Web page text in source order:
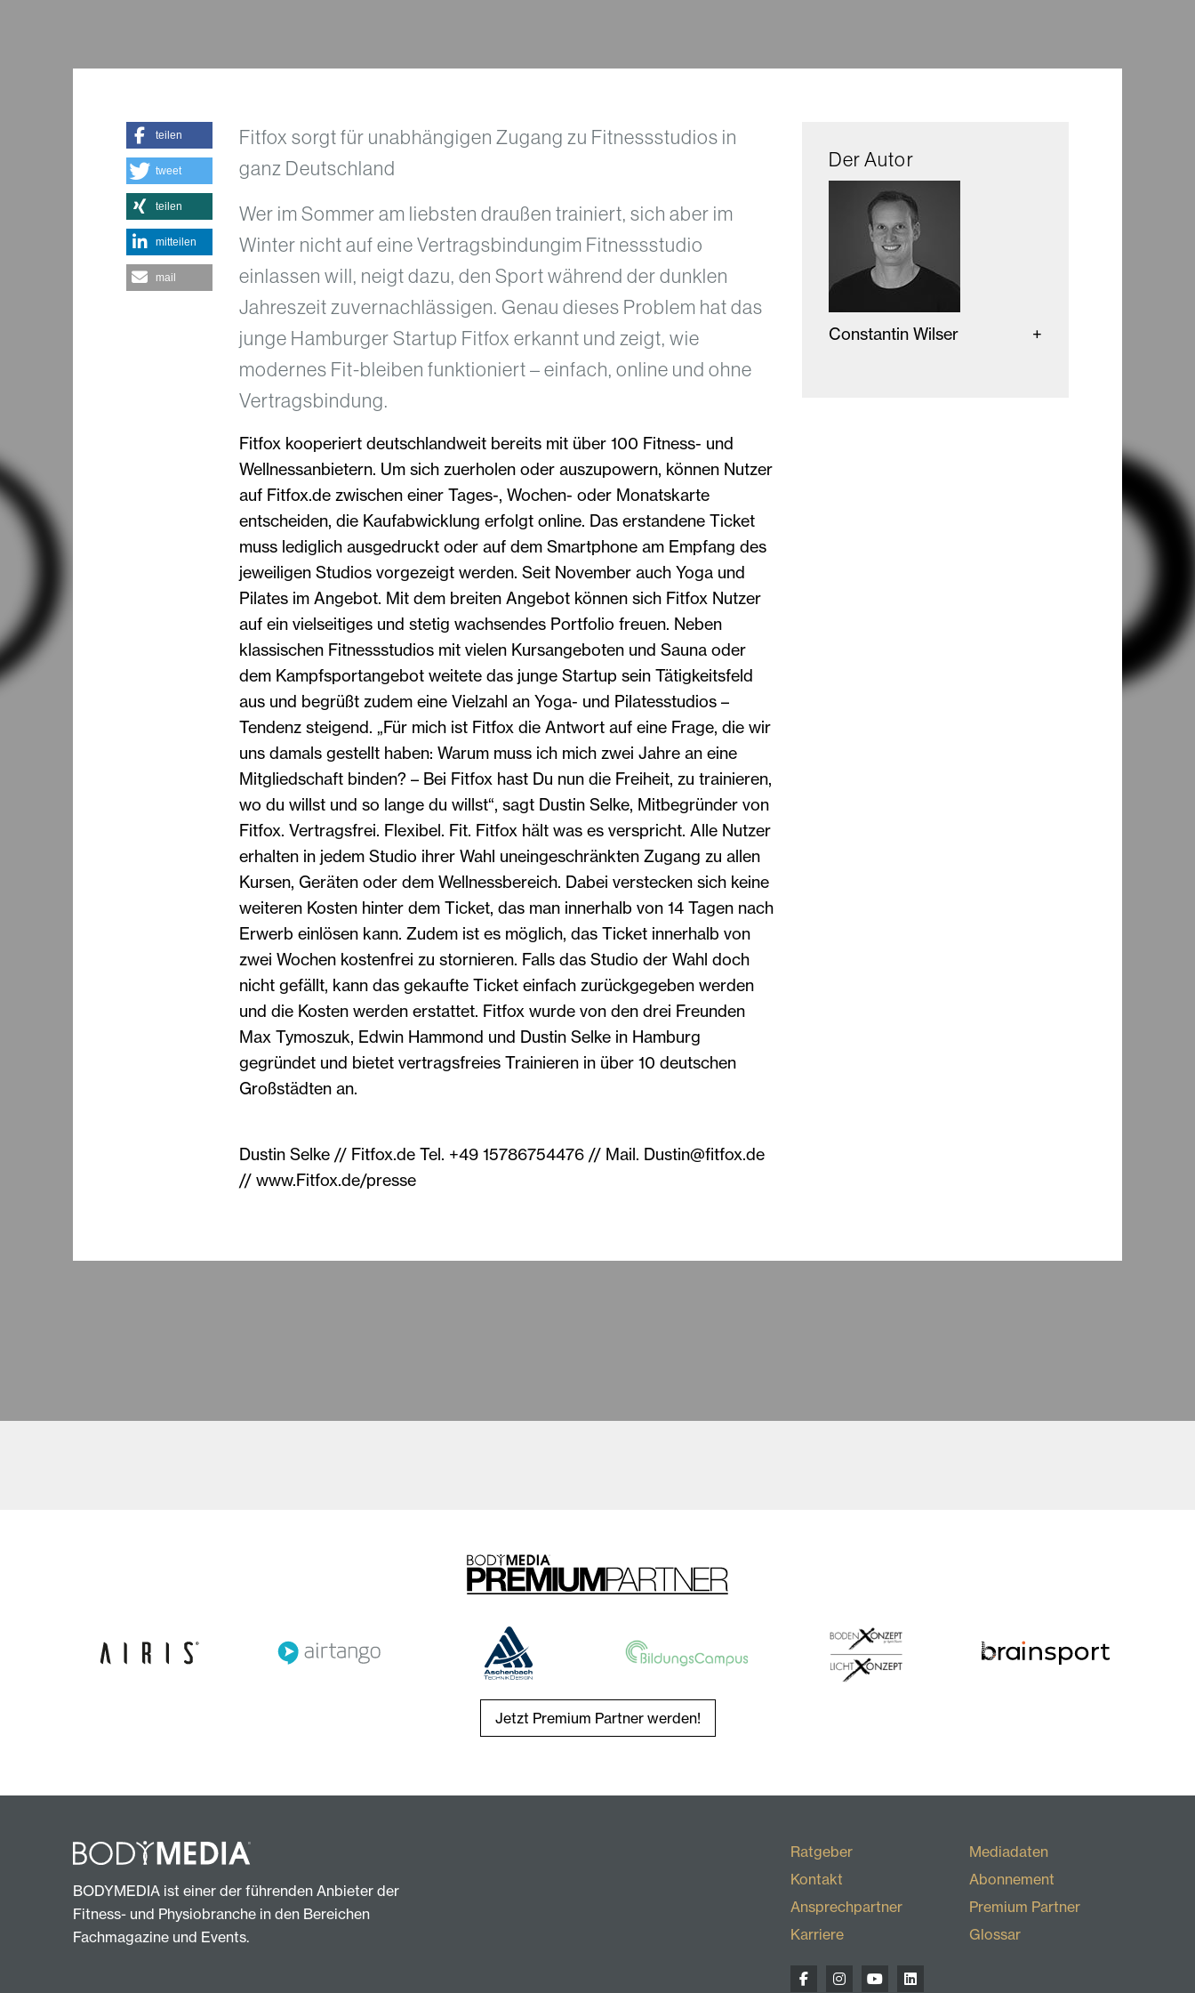
Fitfox sorgt für unabhängigen Zugang zu Fitnessstudios in
ganz Deutschland
Wer im Sommer am liebsten draußen trainiert, sich aber im
Winter nicht auf eine Vertragsbindungim Fitnessstudio
einlassen will, neigt dazu, den Sport während der dunklen
Jahreszeit zuvernachlässigen. Genau dieses Problem hat das
junge Hamburger Startup Fitfox erkannt und zeigt, wie
modernes Fit-bleiben funktioniert – einfach, online und ohne
Vertragsbindung.
Fitfox kooperiert deutschlandweit bereits mit über 100 Fitness- und
Wellnessanbietern. Um sich zuerholen oder auszupowern, können Nutzer
auf Fitfox.de zwischen einer Tages-, Wochen- oder Monatskarte
entscheiden, die Kaufabwicklung erfolgt online. Das erstandene Ticket
muss lediglich ausgedruckt oder auf dem Smartphone am Empfang des
jeweiligen Studios vorgezeigt werden. Seit November auch Yoga und
Pilates im Angebot. Mit dem breiten Angebot können sich Fitfox Nutzer
auf ein vielseitiges und stetig wachsendes Portfolio freuen. Neben
klassischen Fitnessstudios mit vielen Kursangeboten und Sauna oder
dem Kampfsportangebot weitete das junge Startup sein Tätigkeitsfeld
aus und begrüßt zudem eine Vielzahl an Yoga- und Pilatesstudios –
Tendenz steigend. „Für mich ist Fitfox die Antwort auf eine Frage, die wir
uns damals gestellt haben: Warum muss ich mich zwei Jahre an eine
Mitgliedschaft binden? – Bei Fitfox hast Du nun die Freiheit, zu trainieren,
wo du willst und so lange du willst“, sagt Dustin Selke, Mitbegründer von
Fitfox. Vertragsfrei. Flexibel. Fit. Fitfox hält was es verspricht. Alle Nutzer
erhalten in jedem Studio ihrer Wahl uneingeschränkten Zugang zu allen
Kursen, Geräten oder dem Wellnessbereich. Dabei verstecken sich keine
weiteren Kosten hinter dem Ticket, das man innerhalb von 14 Tagen nach
Erwerb einlösen kann. Zudem ist es möglich, das Ticket innerhalb von
zwei Wochen kostenfrei zu stornieren. Falls das Studio der Wahl doch
nicht gefällt, kann das gekaufte Ticket einfach zurückgegeben werden
und die Kosten werden erstattet. Fitfox wurde von den drei Freunden
Max Tymoszuk, Edwin Hammond und Dustin Selke in Hamburg
gegründet und bietet vertragsfreies Trainieren in über 10 deutschen
Großstädten an.
Dustin Selke // Fitfox.de Tel. +49 15786754476 // Mail. Dustin@fitfox.de
// www.Fitfox.de/presse
teilen
tweet
teilen
mitteilen
mail
Der Autor
Constantin Wilser
Jetzt Premium Partner werden!
BODYMEDIA ist einer der führenden Anbieter der
Fitness- und Physiobranche in den Bereichen
Fachmagazine und Events.
Ratgeber
Kontakt
Ansprechpartner
Karriere
Mediadaten
Abonnement
Premium Partner
Glossar